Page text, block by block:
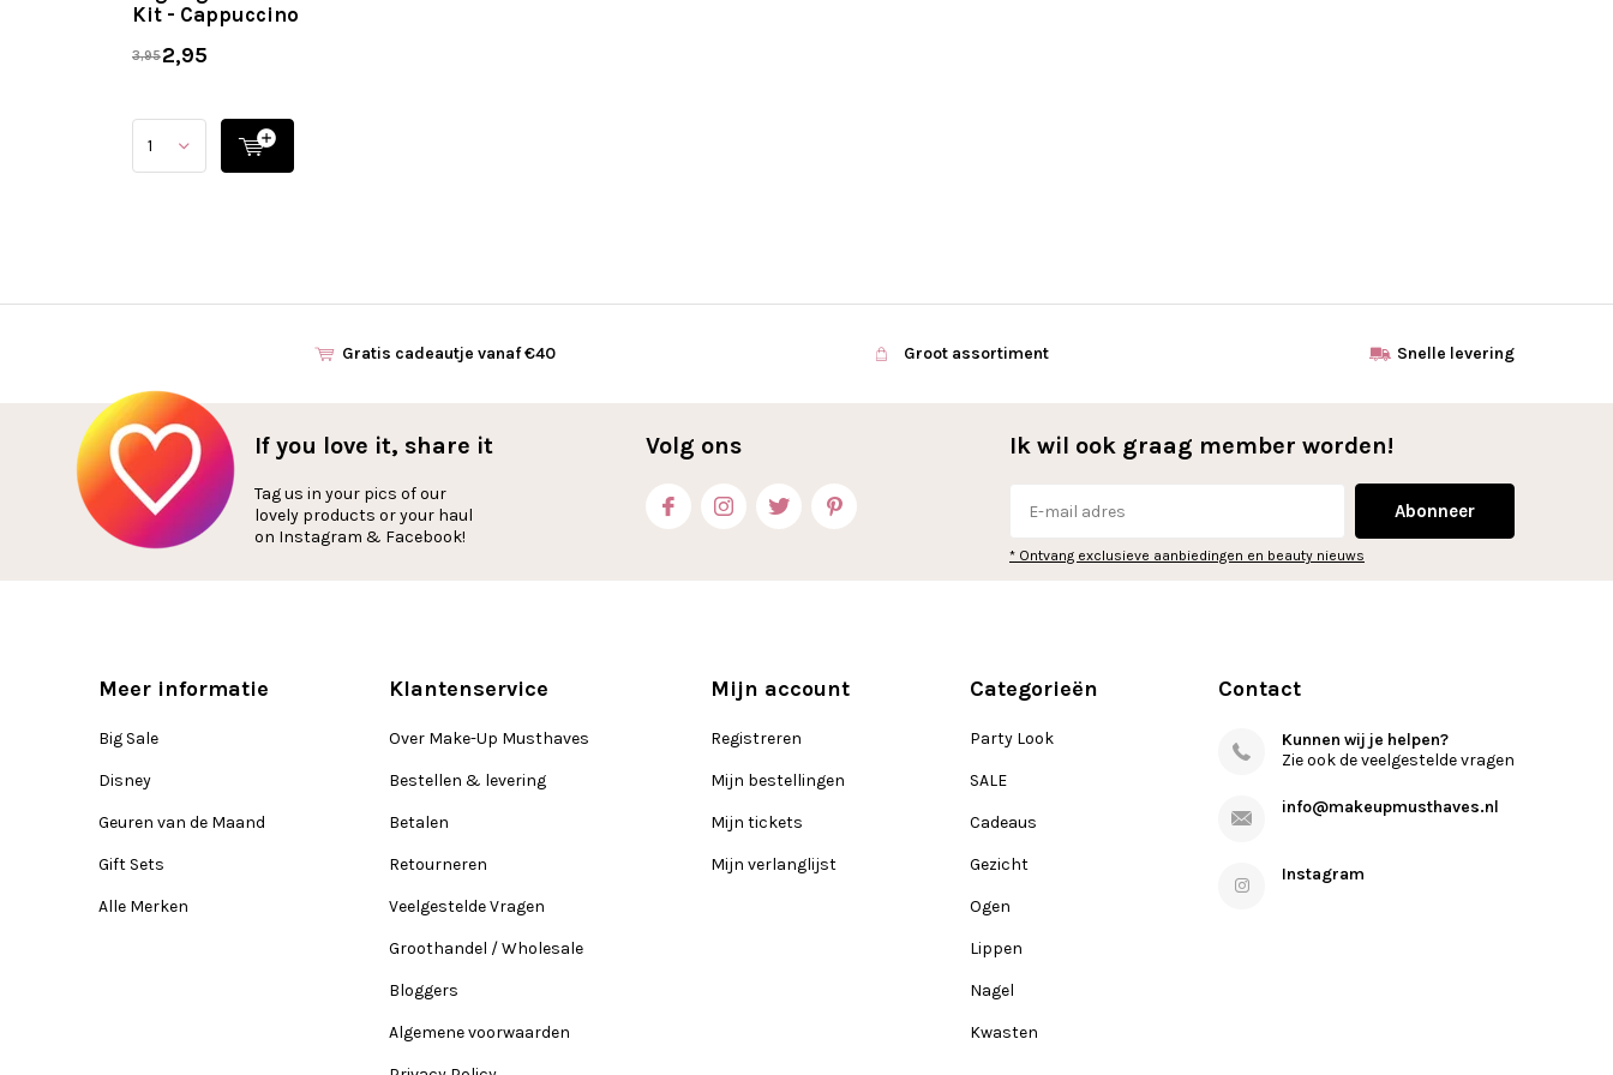
Kit - Cappuccino
3,952,95
Gratis cadeautje vanaf €40 Groot assortiment Snelle levering
If you love it, share it
Tag us in your pics of our
lovely products or your haul
on Instagram & Facebook!
Volg ons Ik wil ook graag member worden!
Abonneer
* Ontvang exclusieve aanbiedingen en beauty nieuws
Meer informatie
Big Sale
Disney
Geuren van de Maand
Gift Sets
Alle Merken
Klantenservice
Over Make-Up Musthaves
Bestellen & levering
Betalen
Retourneren
Veelgestelde Vragen
Groothandel / Wholesale
Bloggers
Algemene voorwaarden
Mijn account
Registreren
Mijn bestellingen
Mijn tickets
Mijn verlanglijst
Categorieën
Party Look
SALE
Cadeaus
Gezicht
Ogen
Lippen
Nagel
Kwasten
Contact
Kunnen wij je helpen?
Zie ook de veelgestelde vragen
info@makeupmusthaves.nl
Instagram